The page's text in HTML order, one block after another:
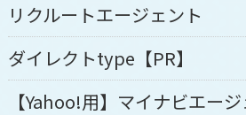
リクルートエージェント
ダイレクトtype【PR】
【Yahoo!用】マイナビエージ